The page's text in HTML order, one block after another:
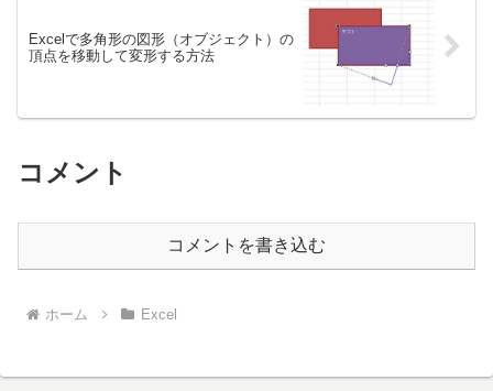
Excelで多角形の図形（オブジェクト）の
頂点を移動して変形する方法
コメント
コメントを書き込む
ホーム Excel